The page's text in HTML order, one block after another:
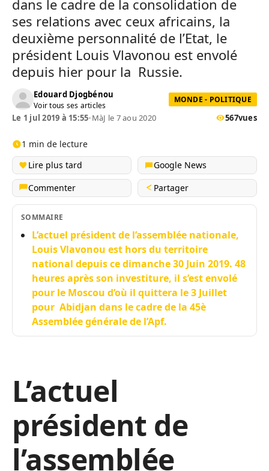
dans le cadre de la consolidation de
ses relations avec ceux africains, la
deuxième personnalité de l’Etat, le
président Louis Vlavonou est envolé
depuis hier pour la Russie.
Edouard Djogbénou
Voir tous ses articles
MONDE - POLITIQUE
Le 1 jul 2019 à 15:55•MàJ le 7 aou 2020 567vues
1 min de lecture
Lire plus tard
Google News
Commenter
Partager
SOMMAIRE
L’actuel président de l’assemblée nationale,
Louis Vlavonou est hors du territoire
national depuis ce dimanche 30 Juin 2019. 48
heures après son investiture, il s’est envolé
pour le Moscou d’où il quittera le 3 Juillet
pour Abidjan dans le cadre de la 45è
Assemblée générale de l’Apf.
L’actuel
président de
l’assemblée